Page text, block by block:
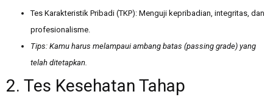
Tes Karakteristik Pribadi (TKP): Menguji kepribadian, integritas, dan
profesionalisme.
Tips: Kamu harus melampaui ambang batas (passing grade) yang
telah ditetapkan.
2. Tes Kesehatan Tahap